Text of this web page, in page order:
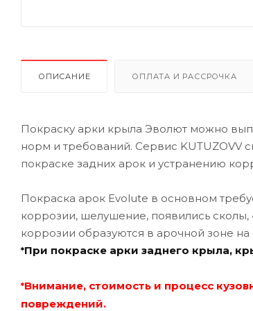
ОПИСАНИЕ ОПЛАТА И РАССРОЧКА
Покраску арки крыла Эволют можно
норм и требований. Сервис KUTUZOVV
покраске задних арок и устранению
Покраска арок Evolute в основном
коррозии, шелушение, появились
коррозии образуются в арочной зоне
*При покраске арки заднего крыла,
*Внимание, стоимость и процесс
повреждений.